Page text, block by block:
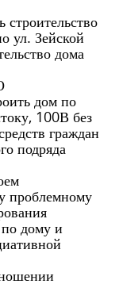
ул. Зейской
дома
дом по
100В без
граждан
подряда
проблемному
дому и